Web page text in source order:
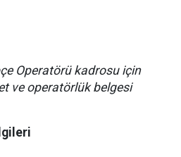
Operatörü kadrosu için
ve operatörlük belgesi